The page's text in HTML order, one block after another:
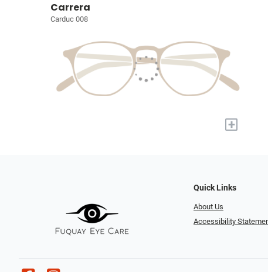
Carrera
Carduc 008
+
Quick Links
About Us
Accessibility